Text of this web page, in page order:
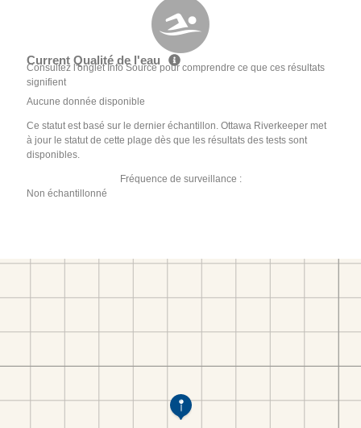
Current Qualité de l'eau
Consultez l'onglet Info Source pour comprendre ce que ces résultats
signifient
Aucune donnée disponible
Ce statut est basé sur le dernier échantillon. Ottawa Riverkeeper met
à jour le statut de cette plage dès que les résultats des tests sont
disponibles.
Fréquence de surveillance :
Non échantillonné